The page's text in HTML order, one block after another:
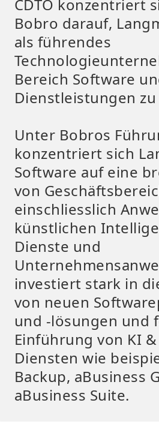
CDTO konzentriert
Bobro darauf,
als führendes
Bereich Software
Dienstleistungen
Unter Bobros
konzentriert sich
Software auf eine
von
einschliesslich
künstlichen
Dienste und
investiert stark in
von neuen
und -lösungen und
Einführung von KI
Diensten wie
Backup, aBusiness
aBusiness Suite.